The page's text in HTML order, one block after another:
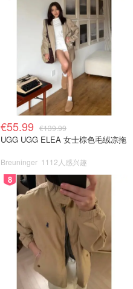
€55.99 €139.99
UGG UGG ELEA 女士棕色毛绒凉拖
Breuninger 1112人感兴趣
8